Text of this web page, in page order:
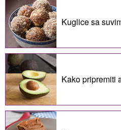
Kuglice sa
Kako pripremiti